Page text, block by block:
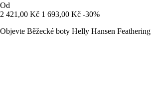
Od
2 421,00 Kč 1 693,00 Kč -30%
Objevte Běžecké boty Helly Hansen